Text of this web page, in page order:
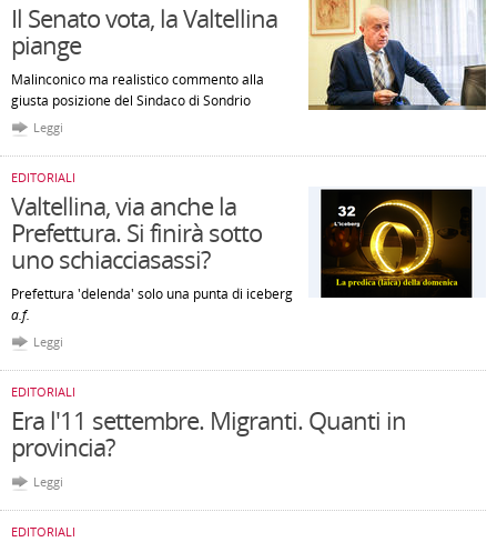
Il Senato vota, la Valtellina
piange
Malinconico ma realistico commento alla
giusta posizione del Sindaco di Sondrio
Leggi
EDITORIALI
Valtellina, via anche la
Prefettura. Si finirà sotto
uno schiacciasassi?
Prefettura 'delenda' solo una punta di iceberg
a.f.
Leggi
EDITORIALI
Era l'11 settembre. Migranti. Quanti in
provincia?
Leggi
EDITORIALI